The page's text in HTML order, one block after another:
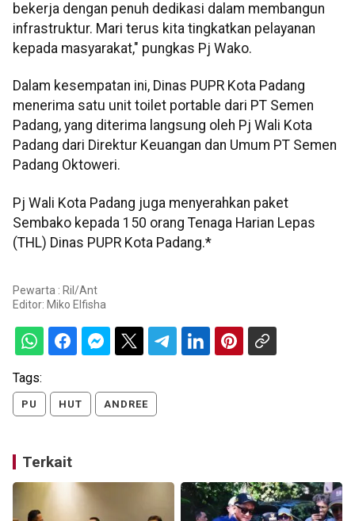
bekerja dengan penuh dedikasi dalam membangun
infrastruktur. Mari terus kita tingkatkan pelayanan
kepada masyarakat," pungkas Pj Wako.
Dalam kesempatan ini, Dinas PUPR Kota Padang
menerima satu unit toilet portable dari PT Semen
Padang, yang diterima langsung oleh Pj Wali Kota
Padang dari Direktur Keuangan dan Umum PT Semen
Padang Oktoweri.
Pj Wali Kota Padang juga menyerahkan paket
Sembako kepada 150 orang Tenaga Harian Lepas
(THL) Dinas PUPR Kota Padang.*
Pewarta : Ril/Ant
Editor: Miko Elfisha
Tags:
PU HUT ANDREE
Terkait